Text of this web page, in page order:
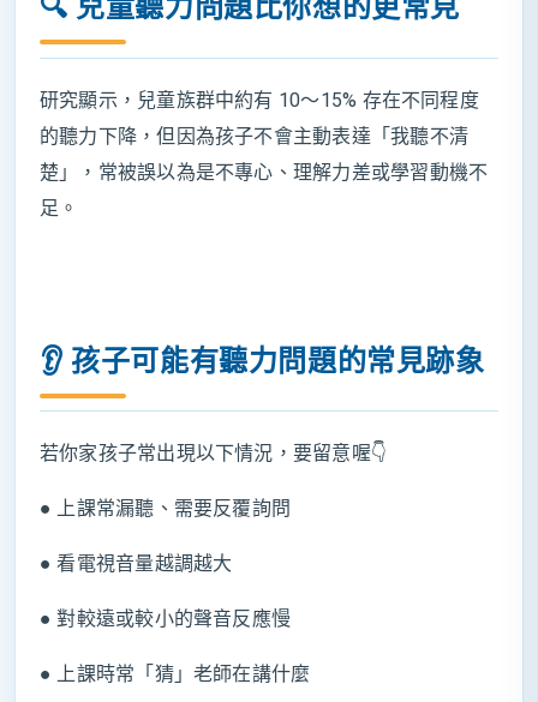
研究顯示，兒童族群中約有 10～15% 存在不同程度
的聽力下降，但因為孩子不會主動表達「我聽不清
楚」，常被誤以為是不專心、理解力差或學習動機不
足。
👂 孩子可能有聽力問題的常見跡象
若你家孩子常出現以下情況，要留意喔👇
● 上課常漏聽、需要反覆詢問
● 看電視音量越調越大
● 對較遠或較小的聲音反應慢
● 上課時常「猜」老師在講什麼